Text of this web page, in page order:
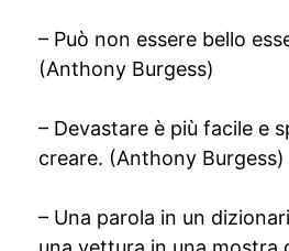
– Può non essere bello
(Anthony Burgess)
– Devastare è più facile e
creare. (Anthony Burgess)
– Una parola in un